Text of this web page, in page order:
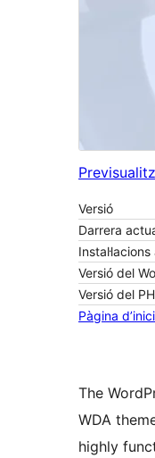
Versió
Darrera
Versió del
Versió del
Pàgina
The
WDA
highly